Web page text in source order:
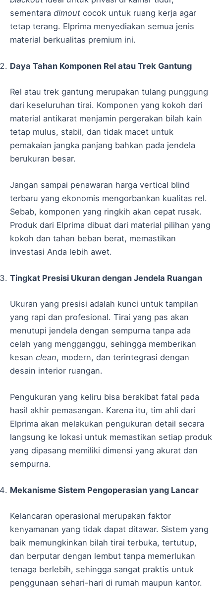
sementara dimout cocok untuk ruang kerja agar
tetap terang. Elprima menyediakan semua jenis
material berkualitas premium ini.
Daya Tahan Komponen Rel atau Trek Gantung
Rel atau trek gantung merupakan tulang punggung
dari keseluruhan tirai. Komponen yang kokoh dari
material antikarat menjamin pergerakan bilah kain
tetap mulus, stabil, dan tidak macet untuk
pemakaian jangka panjang bahkan pada jendela
berukuran besar.
Jangan sampai penawaran harga vertical blind
terbaru yang ekonomis mengorbankan kualitas rel.
Sebab, komponen yang ringkih akan cepat rusak.
Produk dari Elprima dibuat dari material pilihan yang
kokoh dan tahan beban berat, memastikan
investasi Anda lebih awet.
Tingkat Presisi Ukuran dengan Jendela Ruangan
Ukuran yang presisi adalah kunci untuk tampilan
yang rapi dan profesional. Tirai yang pas akan
menutupi jendela dengan sempurna tanpa ada
celah yang mengganggu, sehingga memberikan
kesan clean, modern, dan terintegrasi dengan
desain interior ruangan.
Pengukuran yang keliru bisa berakibat fatal pada
hasil akhir pemasangan. Karena itu, tim ahli dari
Elprima akan melakukan pengukuran detail secara
langsung ke lokasi untuk memastikan setiap produk
yang dipasang memiliki dimensi yang akurat dan
sempurna.
Mekanisme Sistem Pengoperasian yang Lancar
Kelancaran operasional merupakan faktor
kenyamanan yang tidak dapat ditawar. Sistem yang
baik memungkinkan bilah tirai terbuka, tertutup,
dan berputar dengan lembut tanpa memerlukan
tenaga berlebih, sehingga sangat praktis untuk
penggunaan sehari-hari di rumah maupun kantor.